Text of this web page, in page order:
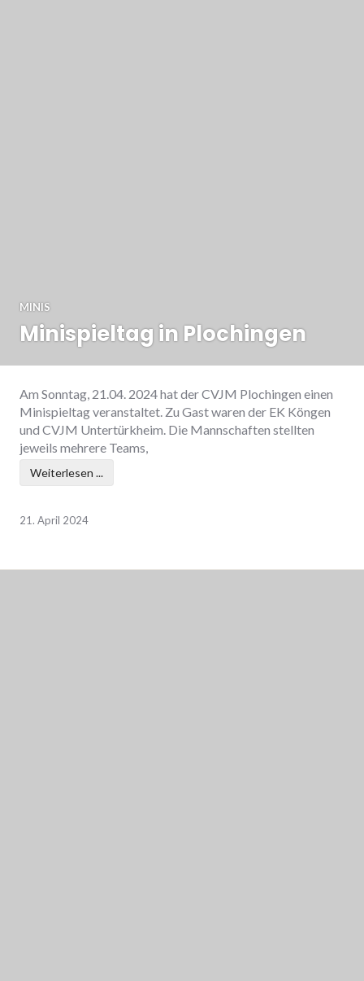
MINIS
Minispieltag in Plochingen
Am Sonntag, 21.04. 2024 hat der CVJM Plochingen einen
Minispieltag veranstaltet. Zu Gast waren der EK Köngen
und CVJM Untertürkheim. Die Mannschaften stellten
jeweils mehrere Teams,
Weiterlesen ...
21. April 2024